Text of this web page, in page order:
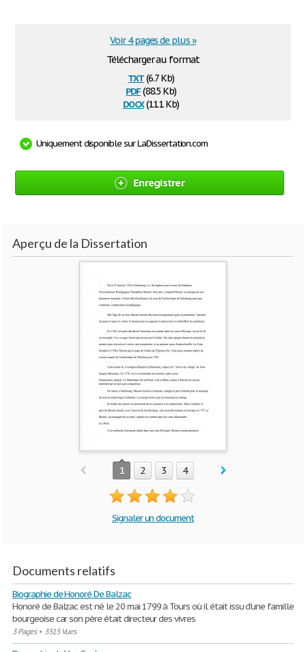
Télécharger au format
txt(6.7 Kb)
pdf(88.5 Kb)
docx(11.1 Kb)
Voir 4 pages de plus »
Uniquement disponible sur LaDissertation.com
Enregistrer
Aperçu de la Dissertation
1 2 3 4
Signaler un document
Documents relatifs
Biographie de Honoré De Balzac
Honoré de Balzac est né le 20 mai 1799 à Tours où il était issu d'une famille
bourgeoise car son père était directeur des vivres
3 Pages• 3515 Vues